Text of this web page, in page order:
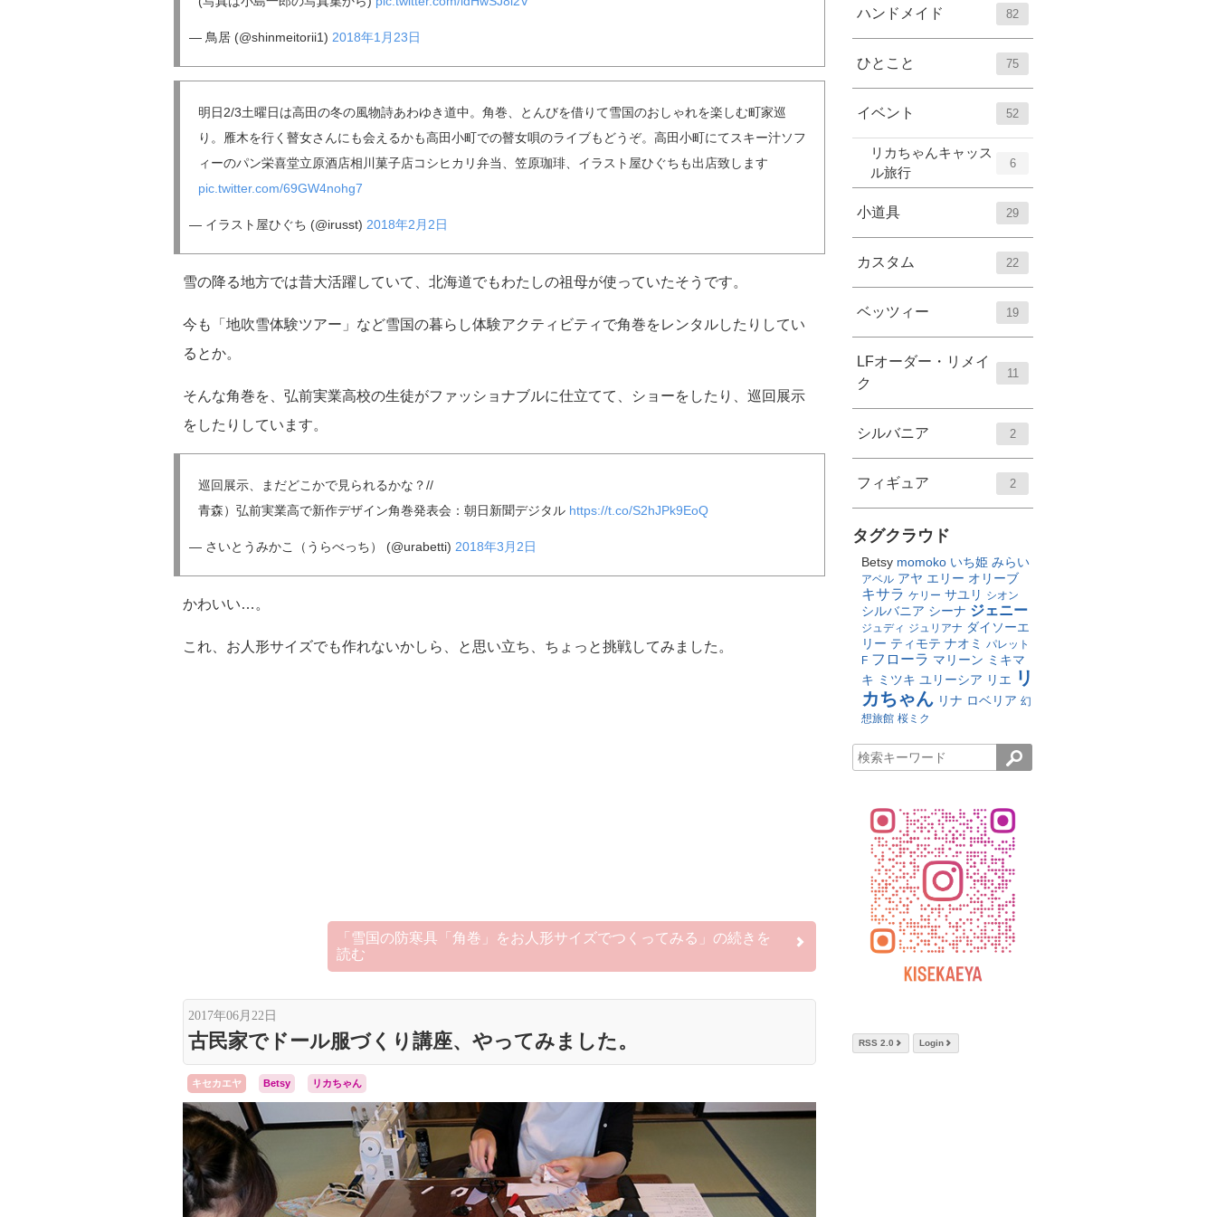
— 鳥居 (@shinmeitorii1) 2018年1月23日
明日2/3土曜日は高田の冬の風物詩あわゆき道中。角巻、とんびを借りて雪国のおしゃれを楽しむ町家巡
り。雁木を行く瞽女さんにも会えるかも高田小町での瞽女唄のライブもどうぞ。高田小町にてスキー汁ソフ
ィーのパン栄喜堂立原酒店相川菓子店コシヒカリ弁当、笠原珈琲、イラスト屋ひぐちも出店致します
pic.twitter.com/69GW4nohg7
— イラスト屋ひぐち (@irusst) 2018年2月2日
雪の降る地方では昔大活躍していて、北海道でもわたしの祖母が使っていたそうです。
今も「地吹雪体験ツアー」など雪国の暮らし体験アクティビティで角巻をレンタルしたりしてい
るとか。
そんな角巻を、弘前実業高校の生徒がファッショナブルに仕立てて、ショーをしたり、巡回展示
をしたりしています。
巡回展示、まだどこかで見られるかな？//
青森）弘前実業高で新作デザイン角巻発表会：朝日新聞デジタル https://t.co/S2hJPk9EoQ
— さいとうみかこ（うらべっち） (@urabetti) 2018年3月2日
かわいい…。
これ、お人形サイズでも作れないかしら、と思い立ち、ちょっと挑戦してみました。
「雪国の防寒具「角巻」をお人形サイズでつくってみる」の続きを
読む
2017年06月22日
古民家でドール服づくり講座、やってみました。
キセカエヤ Betsy リカちゃん
ハンドメイド 82
ひとこと 75
イベント 52
リカちゃんキャッス
ル旅行
6
小道具 29
カスタム 22
ベッツィー 19
LFオーダー・リメイ
ク
11
シルバニア 2
フィギュア 2
タグクラウド
Betsy momoko いち姫 みらい
アベル アヤ エリー オリーブ
キサラ ケリー サユリ シオン
シルバニア シーナ ジェニー
ジュディ ジュリアナ ダイソーエ
リー ティモテ ナオミ パレット
F フローラ マリーン ミキマ
キ ミツキ ユリーシア リエ リ
カちゃん リナ ロベリア 幻
想旅館 桜ミク
RSS 2.0 Login